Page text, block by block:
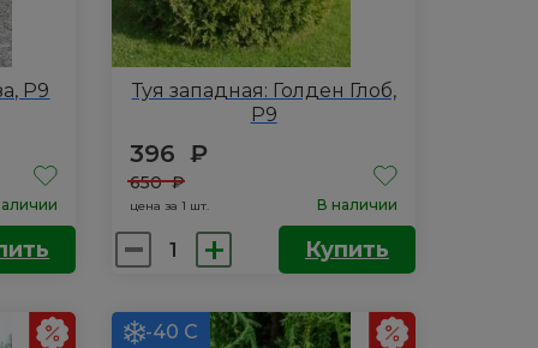
Р9
Туя западная: Голден Глоб,
Р9
396₽
650₽
цена за 1 шт. В наличии
Количество
товара
западная:
Купить
-40 С